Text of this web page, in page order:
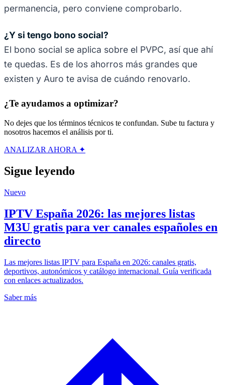
permanencia, pero conviene comprobarlo.
¿Y si tengo bono social?
El bono social se aplica sobre el PVPC, así que ahí
te quedas. Es de los ahorros más grandes que
existen y Auro te avisa de cuándo renovarlo.
¿Te ayudamos a optimizar?
No dejes que los términos técnicos te confundan. Sube tu factura y
nosotros hacemos el análisis por ti.
ANALIZAR AHORA ✦
Sigue leyendo
Nuevo
IPTV España 2026: las mejores listas
M3U gratis para ver canales españoles en
directo
Las mejores listas IPTV para España en 2026: canales gratis,
deportivos, autonómicos y catálogo internacional. Guía verificada
con enlaces actualizados.
Saber más